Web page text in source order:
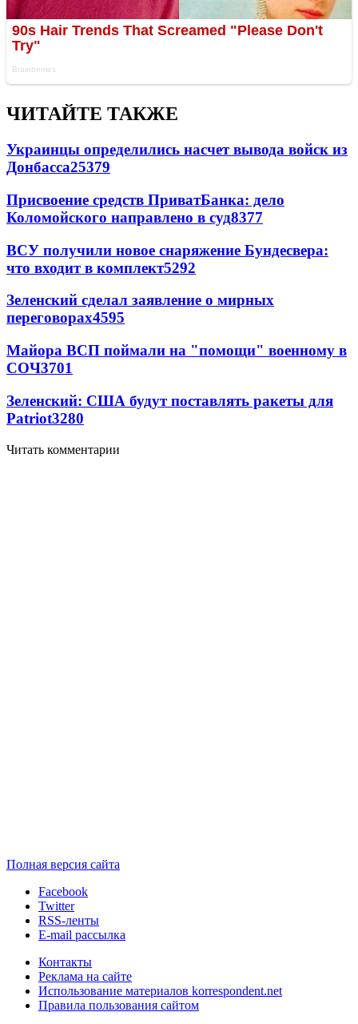
ЧИТАЙТЕ ТАКЖЕ
Украинцы определились насчет вывода войск из
Донбасса25379
Присвоение средств ПриватБанка: дело
Коломойского направлено в суд8377
ВСУ получили новое снаряжение Бундесвера:
что входит в комплект5292
Зеленский сделал заявление о мирных
переговорах4595
Майора ВСП поймали на "помощи" военному в
СОЧ3701
Зеленский: США будут поставлять ракеты для
Patriot3280
Читать комментарии
Полная версия сайта
Facebook
Twitter
RSS-ленты
E-mail рассылка
Контакты
Реклама на сайте
Использование материалов korrespondent.net
Правила пользования сайтом